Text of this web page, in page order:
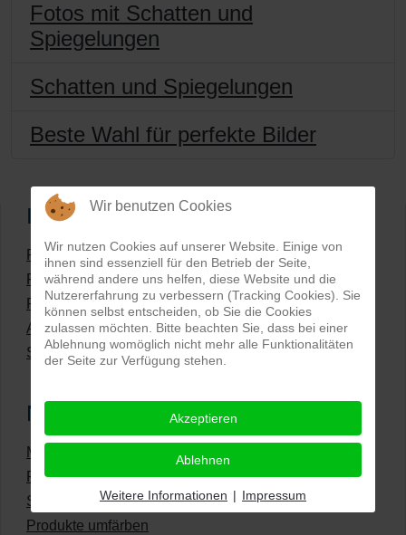
Fotos mit Schatten und
Spiegelungen
Schatten und Spiegelungen
Beste Wahl für perfekte Bilder
Im Blickpunkt
Fotos freistellen und Bilder bearbeiten lassen
Frontpage - Bildretusche
Frontpage - Bildmaskierungen
Allgemeine Rahmenbedingungen
Suchbegriffe ClippingService24
Neueste Artikel
Manuelle und KI-unterstütze Bildbearbeitung
Freisteller in preiswert-perfekter Qualität
Sonstige Leistungen
Produkte umfärben
Wir benutzen Cookies
Wir nutzen Cookies auf unserer Website. Einige von
ihnen sind essenziell für den Betrieb der Seite,
während andere uns helfen, diese Website und die
Nutzererfahrung zu verbessern (Tracking Cookies). Sie
können selbst entscheiden, ob Sie die Cookies
zulassen möchten. Bitte beachten Sie, dass bei einer
Ablehnung womöglich nicht mehr alle Funktionalitäten
der Seite zur Verfügung stehen.
Akzeptieren
Ablehnen
Weitere Informationen | Impressum